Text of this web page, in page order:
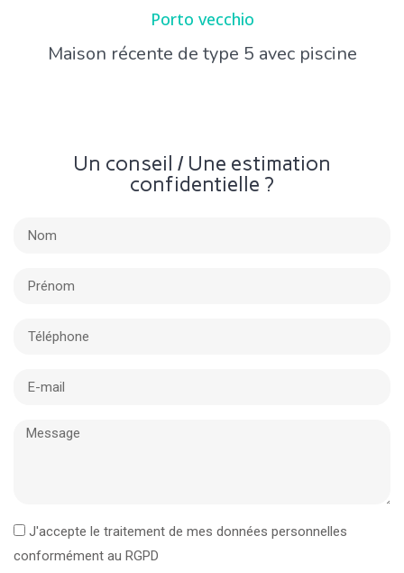
Porto vecchio
Maison récente de type 5 avec piscine
Un conseil / Une estimation
confidentielle ?
J'accepte le traitement de mes données personnelles
conformément au RGPD